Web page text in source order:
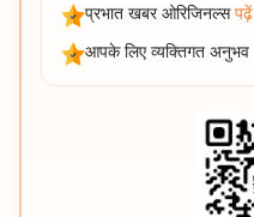
प्रभात खबर ओरिजिनल्स पढ़ें
आपके लिए व्यक्तिगत अनुभव